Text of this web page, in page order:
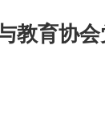
教育协